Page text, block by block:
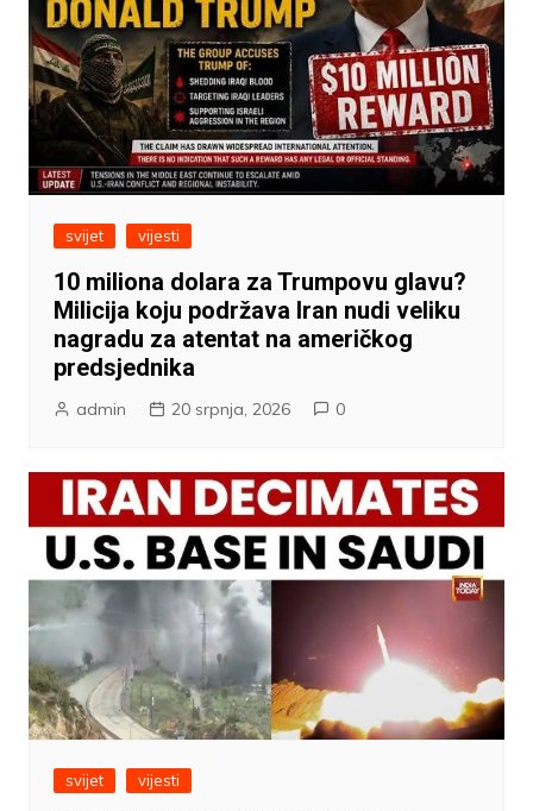
svijet vijesti
10 miliona dolara za Trumpovu glavu?
Milicija koju podržava Iran nudi veliku
nagradu za atentat na američkog
predsjednika
admin 20 srpnja, 2026 0
svijet vijesti